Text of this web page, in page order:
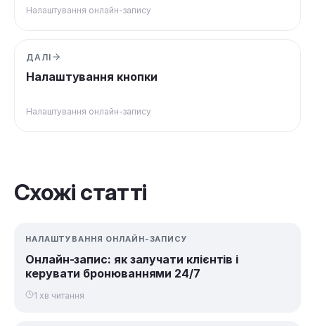
Налаштування онлайн-запису
ДАЛІ
Налаштування кнопки
Налаштування онлайн-запису
Схожі статті
НАЛАШТУВАННЯ ОНЛАЙН-ЗАПИСУ
Онлайн-запис: як залучати клієнтів і
керувати бронюваннями 24/7
1 хв читання